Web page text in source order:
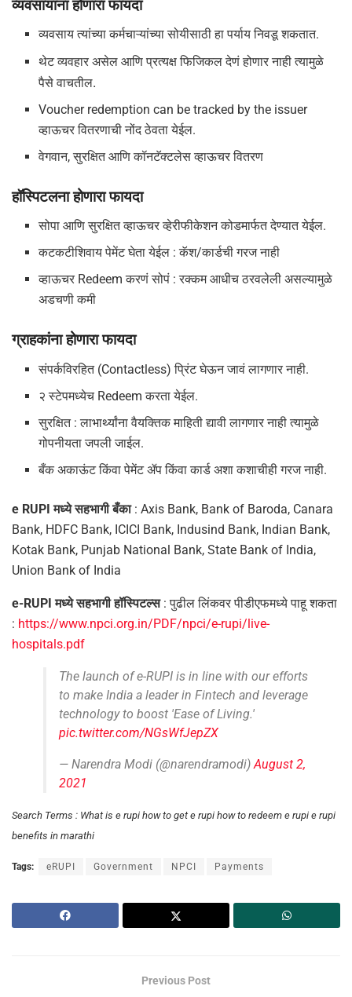
व्यवसायांना होणारा फायदा
व्यवसाय त्यांच्या कर्मचाऱ्यांच्या सोयीसाठी हा पर्याय निवडू शकतात.
थेट व्यवहार असेल आणि प्रत्यक्ष फिजिकल देणं होणार नाही त्यामुळे
पैसे वाचतील.
Voucher redemption can be tracked by the issuer
व्हाऊचर वितरणाची नोंद ठेवता येईल.
वेगवान, सुरक्षित आणि कॉनटॅक्टलेस व्हाऊचर वितरण
हॉस्पिटलना होणारा फायदा
सोपा आणि सुरक्षित व्हाऊचर व्हेरीफीकेशन कोडमार्फत देण्यात येईल.
कटकटीशिवाय पेमेंट घेता येईल : कॅश/कार्डची गरज नाही
व्हाऊचर Redeem करणं सोपं : रक्कम आधीच ठरवलेली असल्यामुळे
अडचणी कमी
ग्राहकांना होणारा फायदा
संपर्कविरहित (Contactless) प्रिंट घेऊन जावं लागणार नाही.
२ स्टेपमध्येच Redeem करता येईल.
सुरक्षित : लाभार्थ्यांना वैयक्तिक माहिती द्यावी लागणार नाही त्यामुळे
गोपनीयता जपली जाईल.
बँक अकाऊंट किंवा पेमेंट ॲप किंवा कार्ड अशा कशाचीही गरज नाही.
e RUPI मध्ये सहभागी बँका: Axis Bank, Bank of Baroda, Canara
Bank, HDFC Bank, ICICI Bank, Indusind Bank, Indian Bank,
Kotak Bank, Punjab National Bank, State Bank of India,
Union Bank of India
e-RUPI मध्ये सहभागी हॉस्पिटल्स: पुढील लिंकवर पीडीएफमध्ये पाहू शकता
: https://www.npci.org.in/PDF/npci/e-rupi/live-
hospitals.pdf
The launch of e-RUPI is in line with our efforts
to make India a leader in Fintech and leverage
technology to boost 'Ease of Living.'
pic.twitter.com/NGsWfJepZX
— Narendra Modi (@narendramodi) August 2,
2021
Search Terms : What is e rupi how to get e rupi how to redeem e rupi e rupi
benefits in marathi
Tags: eRUPI Government NPCI Payments
Previous Post